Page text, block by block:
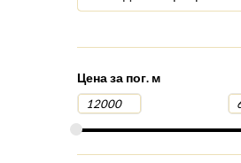
Цена за пог. м